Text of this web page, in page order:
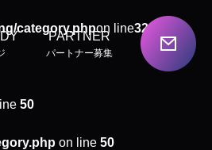
PARTNER
パートナー募集
category.phpon line32
50
on line 50